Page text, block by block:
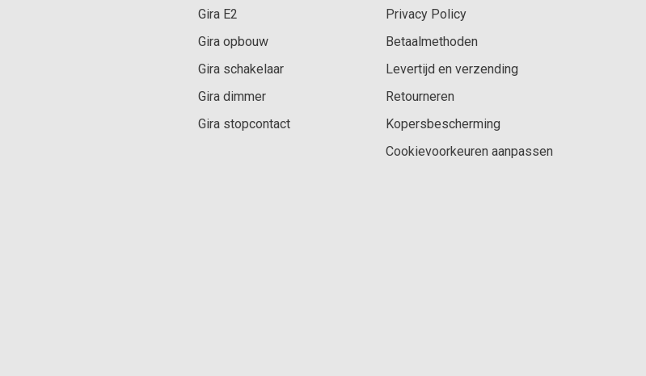
Gira E2
Gira opbouw
Gira schakelaar
Gira dimmer
Gira stopcontact
Privacy Policy
Betaalmethoden
Levertijd en verzending
Retourneren
Kopersbescherming
Cookievoorkeuren aanpassen